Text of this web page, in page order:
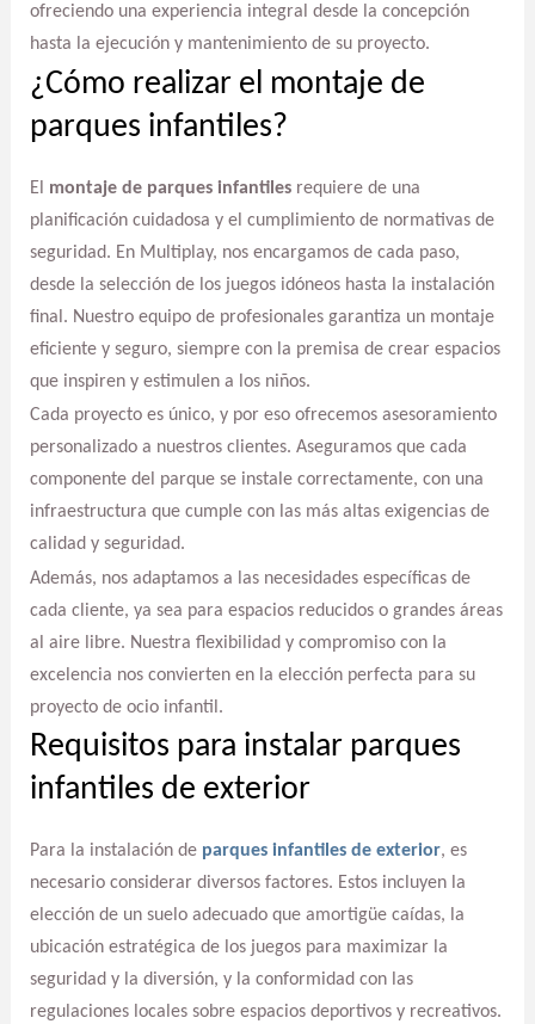
ofreciendo una experiencia integral desde la concepción
hasta la ejecución y mantenimiento de su proyecto.
¿Cómo realizar el montaje de
parques infantiles?
El montaje de parques infantilesrequiere de una
planificación cuidadosa y el cumplimiento de normativas de
seguridad. En Multiplay, nos encargamos de cada paso,
desde la selección de los juegos idóneos hasta la instalación
final. Nuestro equipo de profesionales garantiza un montaje
eficiente y seguro, siempre con la premisa de crear espacios
que inspiren y estimulen a los niños.
Cada proyecto es único, y por eso ofrecemos asesoramiento
personalizado a nuestros clientes. Aseguramos que cada
componente del parque se instale correctamente, con una
infraestructura que cumple con las más altas exigencias de
calidad y seguridad.
Además, nos adaptamos a las necesidades específicas de
cada cliente, ya sea para espacios reducidos o grandes áreas
al aire libre. Nuestra flexibilidad y compromiso con la
excelencia nos convierten en la elección perfecta para su
proyecto de ocio infantil.
Requisitos para instalar parques
infantiles de exterior
Para la instalación de parques infantiles de exterior, es
necesario considerar diversos factores. Estos incluyen la
elección de un suelo adecuado que amortigüe caídas, la
ubicación estratégica de los juegos para maximizar la
seguridad y la diversión, y la conformidad con las
regulaciones locales sobre espacios deportivos y recreativos.